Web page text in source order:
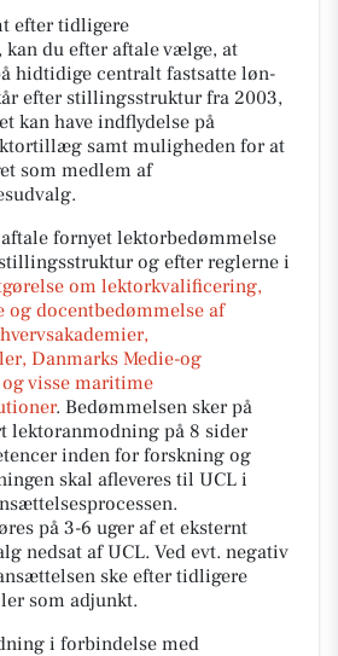
efter tidligere
du efter aftale vælge, at
hidtidige centralt fastsatte løn-
efter stillingsstruktur fra 2003,
kan have indflydelse på
samt muligheden for at
som medlem af
fornyet lektorbedømmelse
og efter reglerne i
om lektorkvalificering,
og docentbedømmelse af
Danmarks Medie-og
visse maritime
. Bedømmelsen sker på
lektoranmodning på 8 sider
inden for forskning og
skal afleveres til UCL i
på 3-6 uger af et eksternt
nedsat af UCL. Ved evt. negativ
ske efter tidligere
som adjunkt.
i forbindelse med